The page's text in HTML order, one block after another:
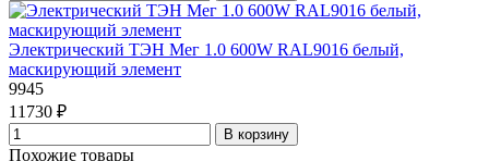
Электрический ТЭН Мег 1.0 600W RAL9016 белый,
маскирующий элемент
9945
11730 ₽
В корзину
Похожие товары